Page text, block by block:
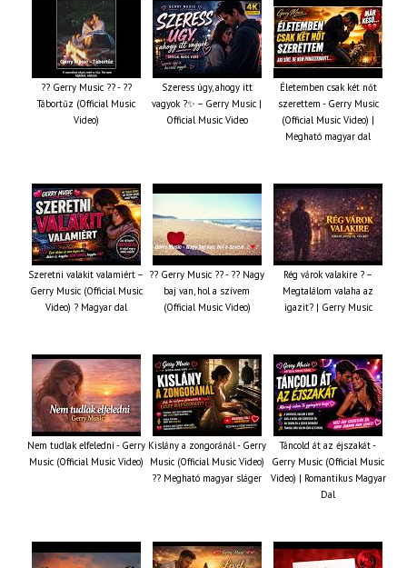
?? Gerry Music ?? - ??
Tábortűz (Official Music
Video)
Szeress úgy, ahogy itt
vagyok ?✨ – Gerry Music |
Official Music Video
Életemben csak két nőt
szerettem - Gerry Music
(Official Music Video) |
Megható magyar dal
Szeretni valakit valamiért –
Gerry Music (Official Music
Video) ? Magyar dal
?? Gerry Music ?? - ?? Nagy
baj van, hol a szívem
(Official Music Video)
Rég várok valakire ? –
Megtalálom valaha az
igazit? | Gerry Music
Nem tudlak elfeledni - Gerry
Music (Official Music Video)
Kislány a zongoránál - Gerry
Music (Official Music Video)
?? Megható magyar sláger
Táncold át az éjszakát -
Gerry Music (Official Music
Video) | Romantikus Magyar
Dal